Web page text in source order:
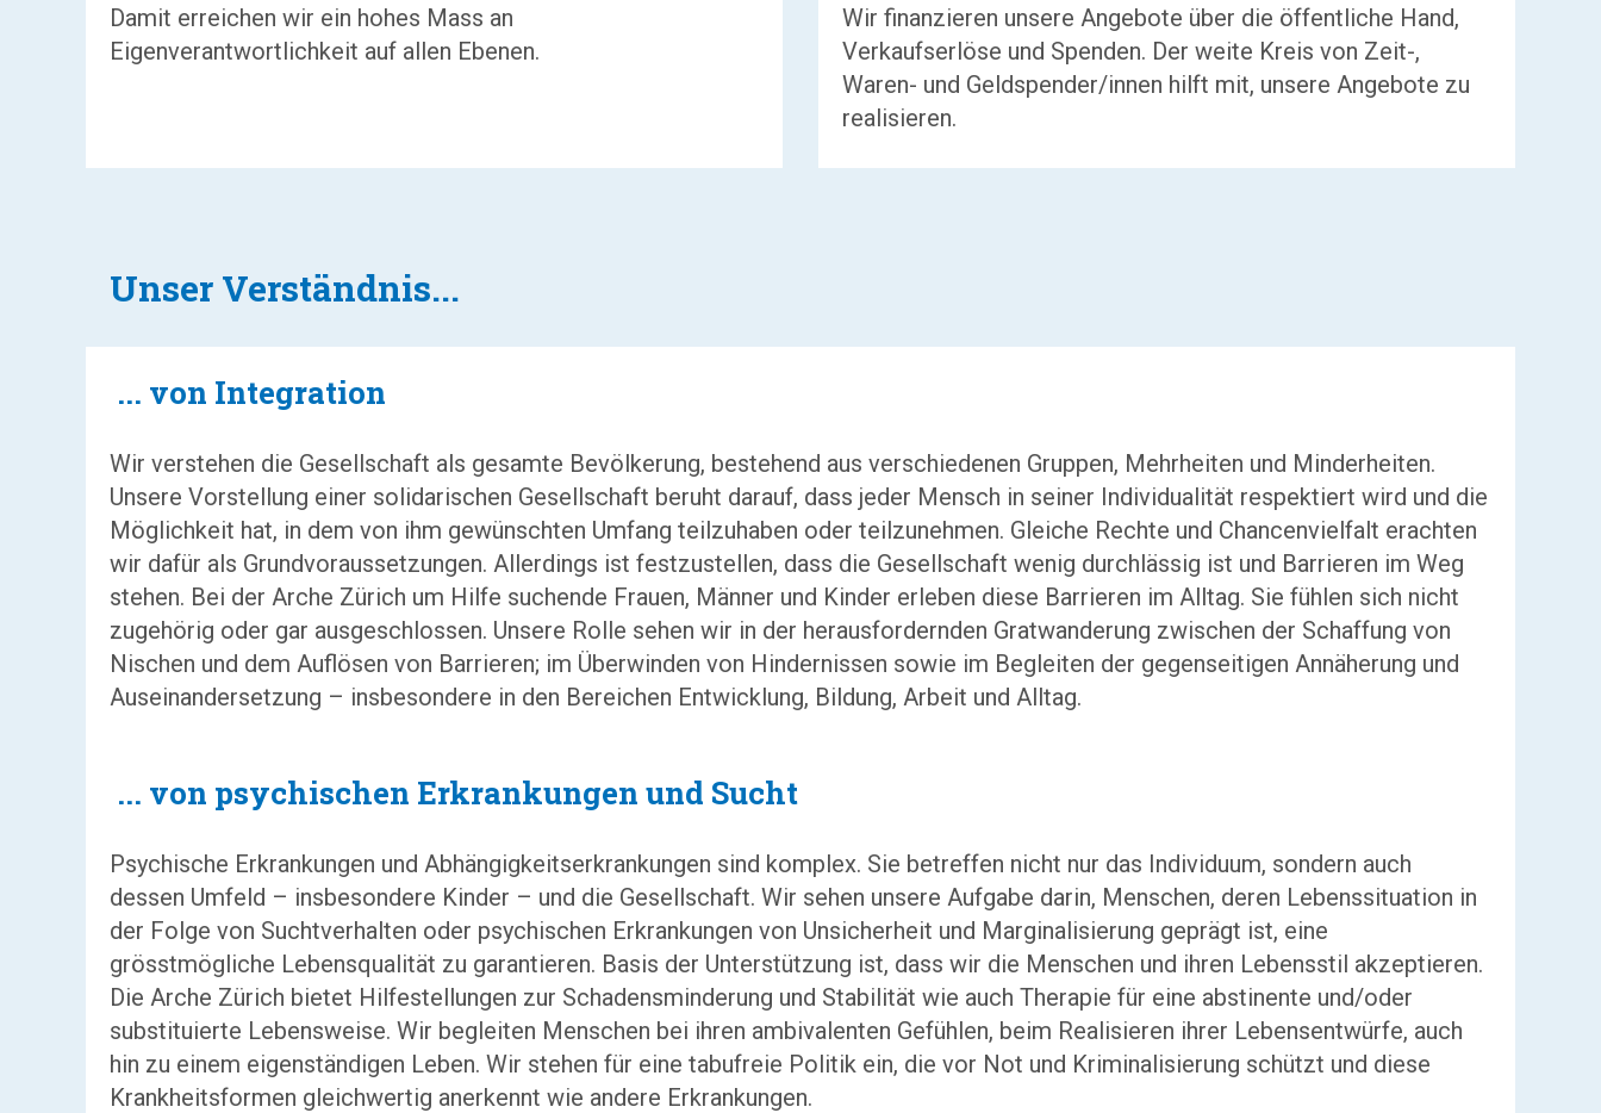
Damit erreichen wir ein hohes Mass an
Eigenverantwortlichkeit auf allen Ebenen.
Wir finanzieren unsere Angebote über die öffentliche Hand,
Verkaufserlöse und Spenden. Der weite Kreis von Zeit-,
Waren- und Geldspender/innen hilft mit, unsere Angebote zu
realisieren.
Unser Verständnis...
... von Integration
Wir verstehen die Gesellschaft als gesamte Bevölkerung, bestehend aus verschiedenen Gruppen, Mehrheiten und Minderheiten.
Unsere Vorstellung einer solidarischen Gesellschaft beruht darauf, dass jeder Mensch in seiner Individualität respektiert wird und die
Möglichkeit hat, in dem von ihm gewünschten Umfang teilzuhaben oder teilzunehmen. Gleiche Rechte und Chancenvielfalt erachten
wir dafür als Grundvoraussetzungen. Allerdings ist festzustellen, dass die Gesellschaft wenig durchlässig ist und Barrieren im Weg
stehen. Bei der Arche Zürich um Hilfe suchende Frauen, Männer und Kinder erleben diese Barrieren im Alltag. Sie fühlen sich nicht
zugehörig oder gar ausgeschlossen. Unsere Rolle sehen wir in der herausfordernden Gratwanderung zwischen der Schaffung von
Nischen und dem Auflösen von Barrieren; im Überwinden von Hindernissen sowie im Begleiten der gegenseitigen Annäherung und
Auseinandersetzung – insbesondere in den Bereichen Entwicklung, Bildung, Arbeit und Alltag.
... von psychischen Erkrankungen und Sucht
Psychische Erkrankungen und Abhängigkeitserkrankungen sind komplex. Sie betreffen nicht nur das Individuum, sondern auch
dessen Umfeld – insbesondere Kinder – und die Gesellschaft. Wir sehen unsere Aufgabe darin, Menschen, deren Lebenssituation in
der Folge von Suchtverhalten oder psychischen Erkrankungen von Unsicherheit und Marginalisierung geprägt ist, eine
grösstmögliche Lebensqualität zu garantieren. Basis der Unterstützung ist, dass wir die Menschen und ihren Lebensstil akzeptieren.
Die Arche Zürich bietet Hilfestellungen zur Schadensminderung und Stabilität wie auch Therapie für eine abstinente und/oder
substituierte Lebensweise. Wir begleiten Menschen bei ihren ambivalenten Gefühlen, beim Realisieren ihrer Lebensentwürfe, auch
hin zu einem eigenständigen Leben. Wir stehen für eine tabufreie Politik ein, die vor Not und Kriminalisierung schützt und diese
Krankheitsformen gleichwertig anerkennt wie andere Erkrankungen.